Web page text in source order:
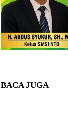
BACA JUGA